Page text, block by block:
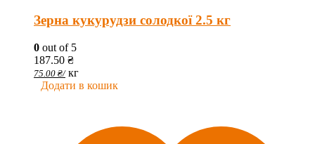
Зерна кукурудзи солодкої 2.5 кг
0 out of 5
187.50 ₴
75.00 ₴/ кг
Додати в кошик